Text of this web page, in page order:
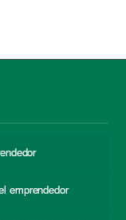
emprendedor